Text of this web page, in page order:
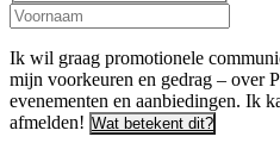
Ik wil graag promotionele
mijn voorkeuren en gedrag – over
evenementen en aanbiedingen. Ik
afmelden! Wat betekent dit?